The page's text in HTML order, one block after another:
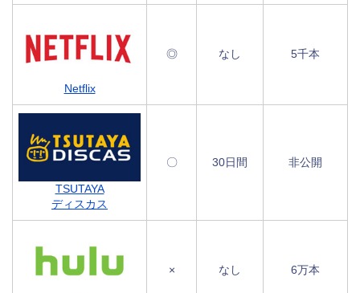
Netflix
◎ なし 5千本
TSUTAYA
ディスカス
〇 30日間 非公開
× なし 6万本